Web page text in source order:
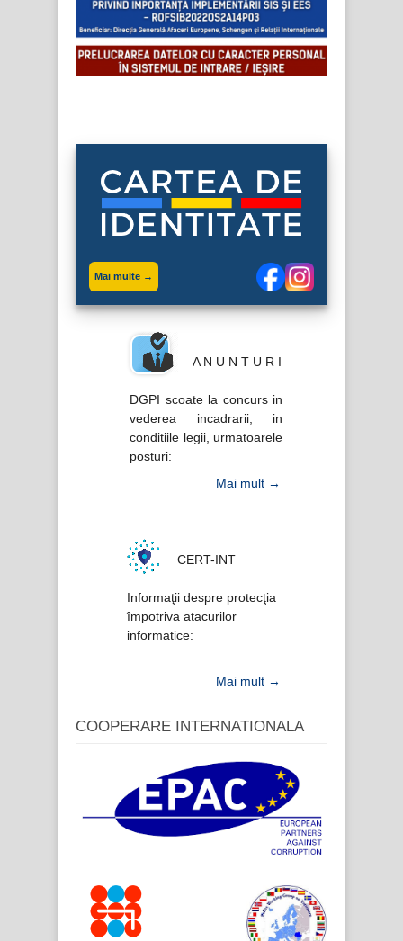
Mai multe →
Mai mult →
A N U N T U R I
DGPI scoate la concurs in
vederea incadrarii, in
conditiile legii, urmatoarele
posturi:
Mai mult →
CERT-INT
Informaţii despre protecţia
împotriva atacurilor
informatice:
COOPERARE INTERNATIONALA